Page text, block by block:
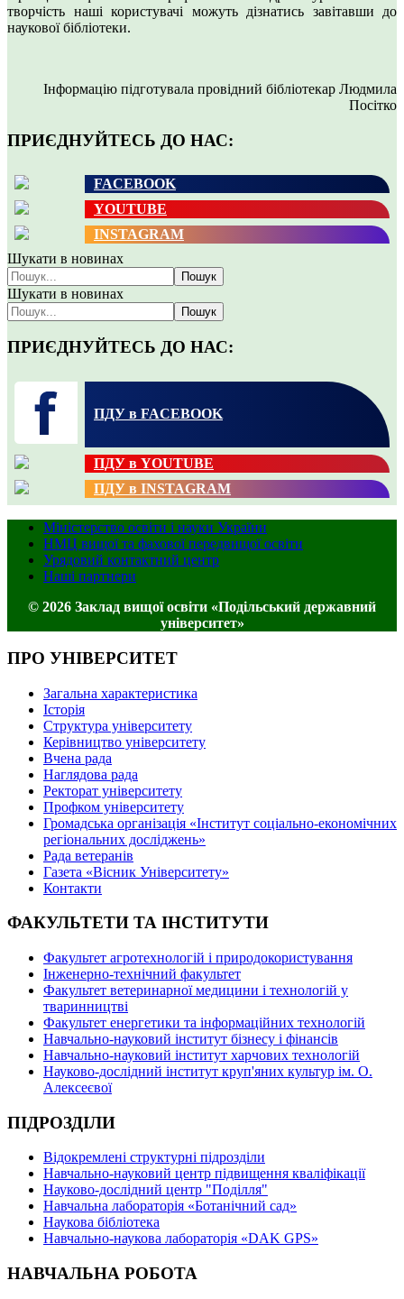
творчість наші користувачі можуть дізнатись завітавши до
наукової бібліотеки.
Інформацію підготувала провідний бібліотекар Людмила
Посітко
ПРИЄДНУЙТЕСЬ ДО НАС:
FACEBOOK
YOUTUBE
INSTAGRAM
Шукати в новинах
Пошук
Шукати в новинах
Пошук
ПРИЄДНУЙТЕСЬ ДО НАС:
ПДУ в FACEBOOK
ПДУ в YOUTUBE
ПДУ в INSTAGRAM
Міністерство освіти і науки України
НМЦ вищої та фахової передвищої освіти
Урядовий контактний центр
Наші партнери
© 2026 Заклад вищої освіти «Подільський державний
університет»
ПРО УНІВЕРСИТЕТ
Загальна характеристика
Історія
Структура університету
Керівництво університету
Вчена рада
Наглядова рада
Ректорат університету
Профком університету
Громадська організація «Інститут соціально-економічних
регіональних досліджень»
Рада ветеранів
Газета «Вісник Університету»
Контакти
ФАКУЛЬТЕТИ ТА ІНСТИТУТИ
Факультет агротехнологій і природокористування
Інженерно-технічний факультет
Факультет ветеринарної медицини і технологій у
тваринництві
Факультет енергетики та інформаційних технологій
Навчально-науковий інститут бізнесу і фінансів
Навчально-науковий інститут харчових технологій
Науково-дослідний інститут круп'яних культур ім. О.
Алексеєвої
ПІДРОЗДІЛИ
Відокремлені структурні підрозділи
Навчально-науковий центр підвищення кваліфікації
Науково-дослідний центр "Поділля"
Навчальна лабораторія «Ботанічний сад»
Наукова бібліотека
Навчально-наукова лабораторія «DAK GPS»
НАВЧАЛЬНА РОБОТА